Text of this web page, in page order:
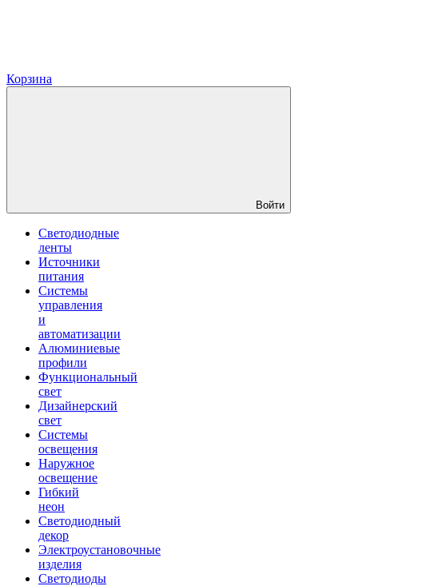
Корзина
Войти
Светодиодные
ленты
Источники
питания
Системы
управления
и
автоматизации
Алюминиевые
профили
Функциональный
свет
Дизайнерский
свет
Системы
освещения
Наружное
освещение
Гибкий
неон
Светодиодный
декор
Электроустановочные
изделия
Светодиоды